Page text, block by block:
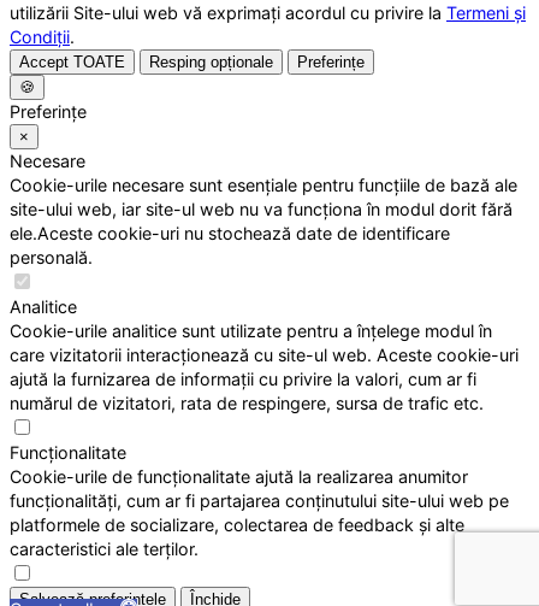
utilizării Site-ului web vă exprimați acordul cu privire la Termeni și
Condiții.
Accept TOATE Resping opționale
Preferințe
🍪
Preferințe
×
Necesare
Cookie-urile necesare sunt esențiale pentru funcțiile de bază ale
site-ului web, iar site-ul web nu va funcționa în modul dorit fără
ele.Aceste cookie-uri nu stochează date de identificare
personală.
Analitice
Cookie-urile analitice sunt utilizate pentru a înțelege modul în
care vizitatorii interacționează cu site-ul web. Aceste cookie-uri
ajută la furnizarea de informații cu privire la valori, cum ar fi
numărul de vizitatori, rata de respingere, sursa de trafic etc.
Funcționalitate
Cookie-urile de funcționalitate ajută la realizarea anumitor
funcționalități, cum ar fi partajarea conținutului site-ului web pe
platformele de socializare, colectarea de feedback și alte
caracteristici ale terților.
Salvează preferințele Închide